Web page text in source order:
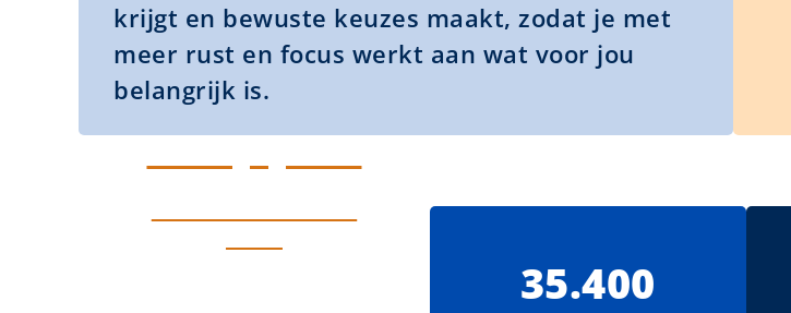
krijgt en bewuste keuzes maakt, zodat je met
meer rust en focus werkt aan wat voor jou
belangrijk is.
Schrijf je in!
35.400